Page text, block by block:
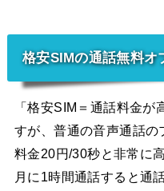
格安SIMの通話無料オ
「格安SIM＝通話料金が
すが、普通の音声通話
料金20円/30秒と非常に
月に1時間通話すると通